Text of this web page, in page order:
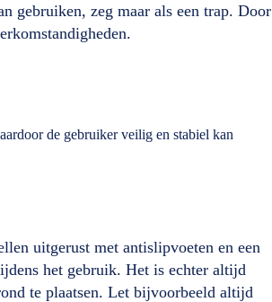
gebruiken, zeg maar als een trap. Door
de gebruiker veilig en stabiel kan
uitgerust met antislipvoeten en een
het gebruik. Het is echter altijd
te plaatsen. Let bijvoorbeeld altijd